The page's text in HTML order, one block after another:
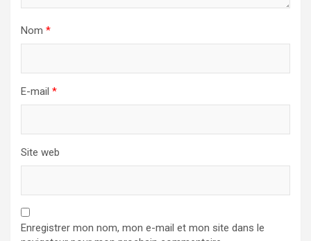
Nom *
E-mail *
Site web
Enregistrer mon nom, mon e-mail et mon site dans le